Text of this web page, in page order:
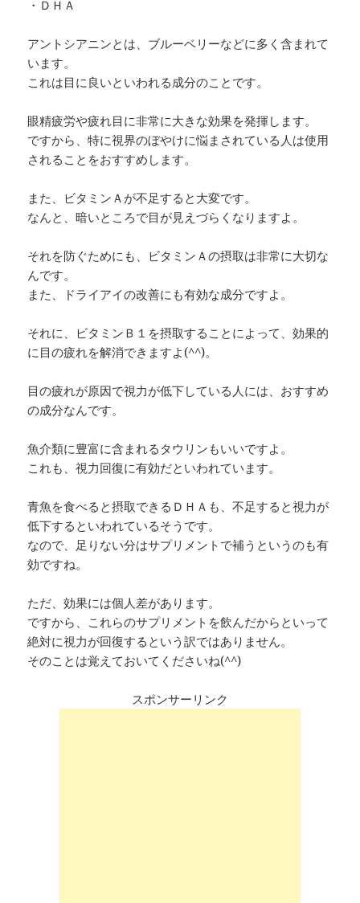
・ＤＨＡ
アントシアニンとは、ブルーベリーなどに多く含まれて
います。
これは目に良いといわれる成分のことです。
眼精疲労や疲れ目に非常に大きな効果を発揮します。
ですから、特に視界のぼやけに悩まされている人は使用
されることをおすすめします。
また、ビタミンＡが不足すると大変です。
なんと、暗いところで目が見えづらくなりますよ。
それを防ぐためにも、ビタミンＡの摂取は非常に大切な
んです。
また、ドライアイの改善にも有効な成分ですよ。
それに、ビタミンＢ１を摂取することによって、効果的
に目の疲れを解消できますよ(^^)。
目の疲れが原因で視力が低下している人には、おすすめ
の成分なんです。
魚介類に豊富に含まれるタウリンもいいですよ。
これも、視力回復に有効だといわれています。
青魚を食べると摂取できるＤＨＡも、不足すると視力が
低下するといわれているそうです。
なので、足りない分はサプリメントで補うというのも有
効ですね。
ただ、効果には個人差があります。
ですから、これらのサプリメントを飲んだからといって
絶対に視力が回復するという訳ではありません。
そのことは覚えておいてくださいね(^^)
スポンサーリンク